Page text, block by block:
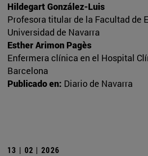
Hildegart González-Luis
Profesora titular de la Facultad de
Universidad de Navarra
Esther Arimon Pagès
Enfermera clínica en el Hospital
Barcelona
Publicado en: Diario de Navarra
13 | 02 | 2026